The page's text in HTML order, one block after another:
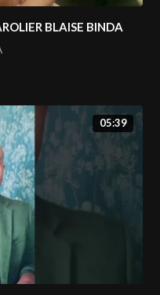
BLAISE BINDA
05:39